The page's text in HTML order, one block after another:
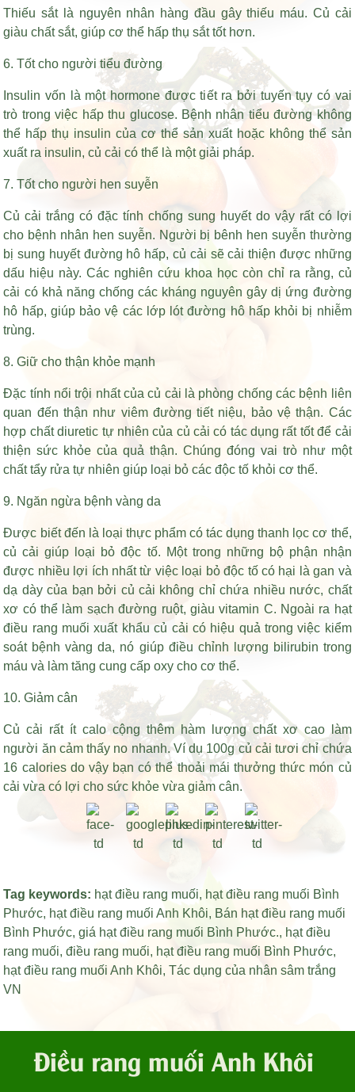
Thiếu sắt là nguyên nhân hàng đầu gây thiếu máu. Củ cải
giàu chất sắt, giúp cơ thể hấp thụ sắt tốt hơn.
6. Tốt cho người tiểu đường
Insulin vốn là một hormone được tiết ra bởi tuyến tụy có vai
trò trong việc hấp thu glucose. Bệnh nhân tiểu đường không
thể hấp thụ insulin của cơ thể sản xuất hoặc không thể sản
xuất ra insulin, củ cải có thể là một giải pháp.
7. Tốt cho người hen suyễn
Củ cải trắng có đặc tính chống sung huyết do vậy rất có lợi
cho bệnh nhân hen suyễn. Người bị bênh hen suyễn thường
bị sung huyết đường hô hấp, củ cải sẽ cải thiện được những
dấu hiệu này. Các nghiên cứu khoa học còn chỉ ra rằng, củ
cải có khả năng chống các kháng nguyên gây dị ứng đường
hô hấp, giúp bảo vệ các lớp lót đường hô hấp khỏi bị nhiễm
trùng.
8. Giữ cho thận khỏe mạnh
Đặc tính nổi trội nhất của củ cải là phòng chống các bệnh liên
quan đến thận như viêm đường tiết niệu, bảo vệ thận. Các
hợp chất diuretic tự nhiên của củ cải có tác dụng rất tốt để cải
thiện sức khỏe của quả thận. Chúng đóng vai trò như một
chất tẩy rửa tự nhiên giúp loại bỏ các độc tố khỏi cơ thể.
9. Ngăn ngừa bệnh vàng da
Được biết đến là loại thực phẩm có tác dụng thanh lọc cơ thể,
củ cải giúp loại bỏ độc tố. Một trong những bộ phận nhận
được nhiều lợi ích nhất từ việc loại bỏ độc tố có hại là gan và
dạ dày của bạn bởi củ cải không chỉ chứa nhiều nước, chất
xơ có thể làm sạch đường ruột, giàu vitamin C. Ngoài ra hạt
điều rang muối xuất khẩu củ cải có hiệu quả trong việc kiểm
soát bệnh vàng da, nó giúp điều chỉnh lượng bilirubin trong
máu và làm tăng cung cấp oxy cho cơ thể.
10. Giảm cân
Củ cải rất ít calo cộng thêm hàm lượng chất xơ cao làm
người ăn cảm thấy no nhanh. Ví dụ 100g củ cải tươi chỉ chứa
16 calories do vậy bạn có thể thoải mái thưởng thức món củ
cải vừa có lợi cho sức khỏe vừa giảm cân.
Tag keywords: hạt điều rang muối, hạt điều rang muối Bình
Phước, hạt điều rang muối Anh Khôi, Bán hạt điều rang muối
Bình Phước,giá hạt điều rang muối Bình Phước., hạt điều
rang muối,điều rang muối, hạt điều rang muối Bình Phước,
hạt điều rang muối Anh Khôi,Tác dụng của nhân sâm trắng
VN
Điều rang muối Anh Khôi